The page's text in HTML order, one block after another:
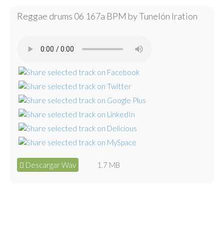
Reggae drums 06 167a BPM by Tunelón Iration
Descargar Wav 1.7 MB